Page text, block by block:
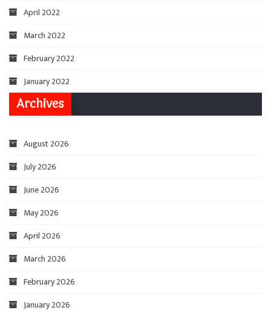
April 2022
March 2022
February 2022
January 2022
Archives
August 2026
July 2026
June 2026
May 2026
April 2026
March 2026
February 2026
January 2026